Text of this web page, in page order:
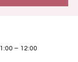
– 12:00